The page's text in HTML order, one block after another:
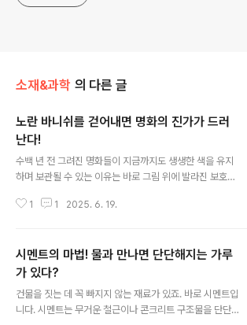
소재&과학 의 다른 글
노란 바니쉬를 걷어내면 명화의 진가가 드러
난다!
수백 년 전 그려진 명화들이 지금까지도 생생한 색을 유지
하며 보관될 수 있는 이유는 바로 그림 위에 발라진 보호제
니쉬를 조심스럽게 제거해 보면 그림의 색이 더 선명하게
리게 만들고 있었던 것이죠. 왜 이런 일이 일어나는 걸까
요? 함께 알아봅시다. 1. 보호막을 만드는 바니쉬!우선 바니
쉬란 니스라고도 불리며, 목재를 비롯한 다양한 소재의 표
면을 처리할 때 사용되는 투명한 도료입니다. 일반적으로
합성 수지, 기름, 알코올 등으로 만들죠. 이 중 합성 수지는
1 1 2025. 6. 19.
시멘트의 마법! 물과 만나면 단단해지는 가루
가 있다?
건물을 짓는 데 꼭 빠지지 않는 재료가 있죠. 바로 시멘트입
니다. 시멘트는 무거운 철근이나 콘크리트 구조물을 단단